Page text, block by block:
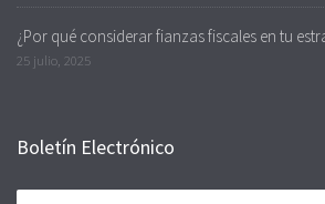
¿Por qué considerar fianzas fiscales en tu
25 julio, 2025
Boletín Electrónico